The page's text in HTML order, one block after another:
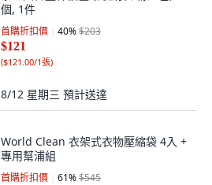
個, 1件
首購折扣價 40%$203
$121
($121.00/1張)
8/12 星期三 預計送達
World Clean 衣架式衣物壓縮袋 4入 +
專用幫浦組
首購折扣價 61%$545